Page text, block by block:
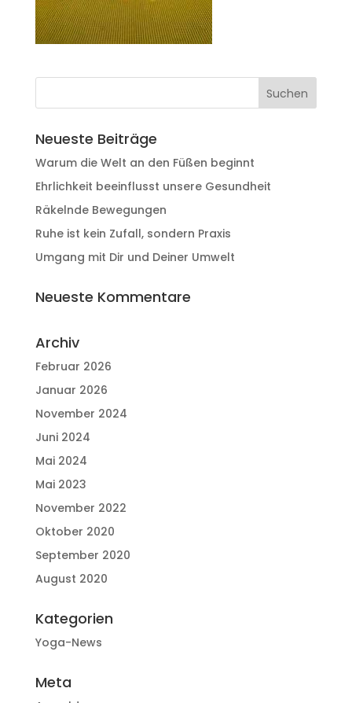
Neueste Beiträge
Warum die Welt an den Füßen beginnt
Ehrlichkeit beeinflusst unsere Gesundheit
Räkelnde Bewegungen
Ruhe ist kein Zufall, sondern Praxis
Umgang mit Dir und Deiner Umwelt
Neueste Kommentare
Archiv
Februar 2026
Januar 2026
November 2024
Juni 2024
Mai 2024
Mai 2023
November 2022
Oktober 2020
September 2020
August 2020
Kategorien
Yoga-News
Meta